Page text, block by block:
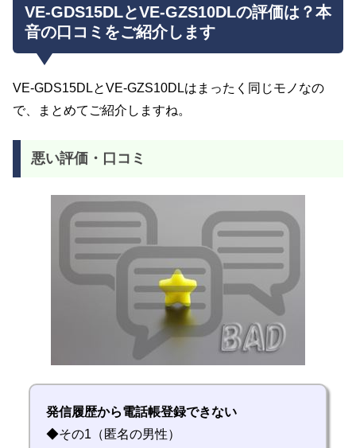
VE-GDS15DLとVE-GZS10DLの評価は？本
音の口コミをご紹介します
VE-GDS15DLとVE-GZS10DLはまったく同じモノなの
で、まとめてご紹介しますね。
悪い評価・口コミ
発信履歴から電話帳登録できない
◆その1（匿名の男性）